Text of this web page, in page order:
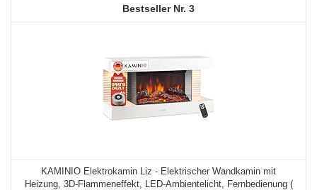
3
KAMINIO Elektrokamin Liz - Elektrischer Wandkamin mit
Heizung, 3D-Flammeneffekt, LED-Ambientelicht, Fernbedienung (